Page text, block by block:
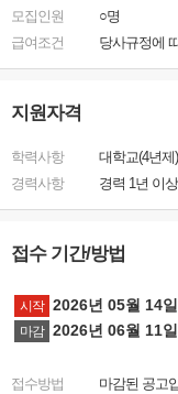
모집인원
○명
급여조건
당사규정에
지원자격
학력사항
대학교(4년제
경력사항
경력 1년 이상
접수 기간/방법
시작 2026년 05월 14
마감 2026년 06월 11
접수방법
마감된 공고